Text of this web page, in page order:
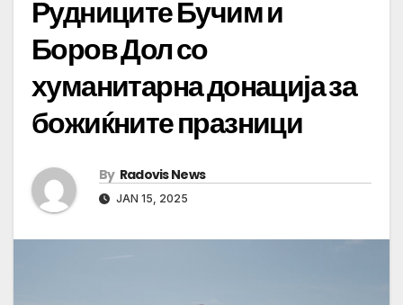
Рудниците Бучим и
Боров Дол со
хуманитарна донација за
божиќните празници
By Radovis News
JAN 15, 2025